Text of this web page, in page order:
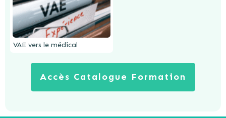
VAE vers le médical
Accès Catalogue Formation